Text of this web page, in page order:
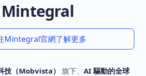
Mintegral
Mintegral官網了解更多
技（Mobvista） 旗下、 AI 驅動的全球